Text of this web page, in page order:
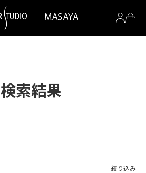
検索結果
絞り込み